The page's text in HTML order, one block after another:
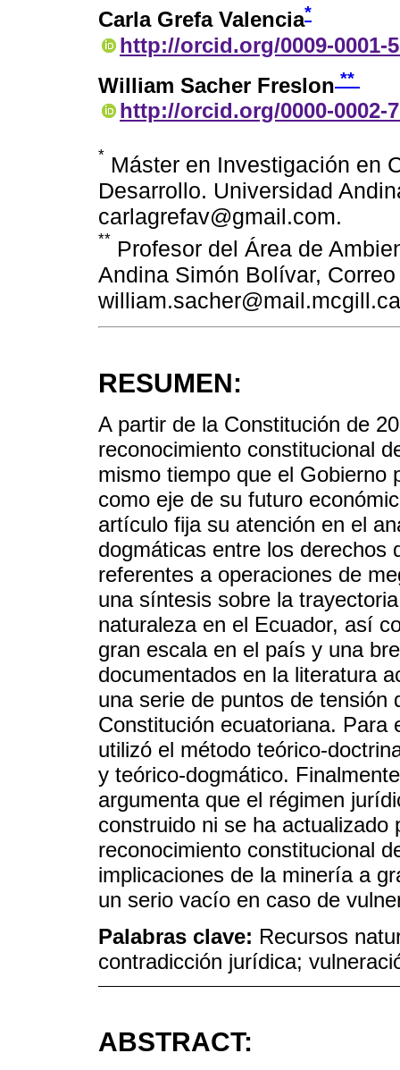
Carla Grefa Valencia*
http://orcid.org/0009-0001-
William Sacher Freslon **
http://orcid.org/0000-0002-
* Máster en Investigación en
Desarrollo. Universidad
carlagrefav@gmail.com.
** Profesor del Área de
Andina Simón Bolívar,
RESUMEN:
A partir de la Constitución de
reconocimiento constitucional
mismo tiempo que el Gobierno
como eje de su futuro
artículo fija su atención en el
dogmáticas entre los derechos
referentes a operaciones de
una síntesis sobre la
naturaleza en el Ecuador, así
gran escala en el país y una
documentados en la literatura
una serie de puntos de tensión
Constitución ecuatoriana. Para
utilizó el método teórico-
y teórico-dogmático.
argumenta que el régimen
construido ni se ha actualizado
reconocimiento constitucional
implicaciones de la minería a
un serio vacío en caso de
Palabras clave: Recursos
contradicción jurídica;
ABSTRACT: